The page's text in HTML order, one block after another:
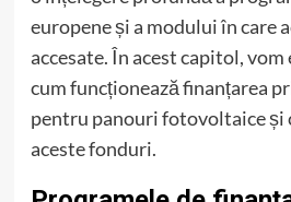
europene și a modului în care
accesate. În acest capitol,
cum funcționează finanțarea
pentru panouri fotovoltaice și
aceste fonduri.